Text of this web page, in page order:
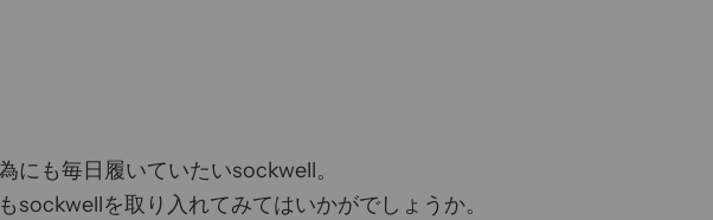
にも毎日履いていたいsockwell。
を取り入れてみてはいかがでしょうか。